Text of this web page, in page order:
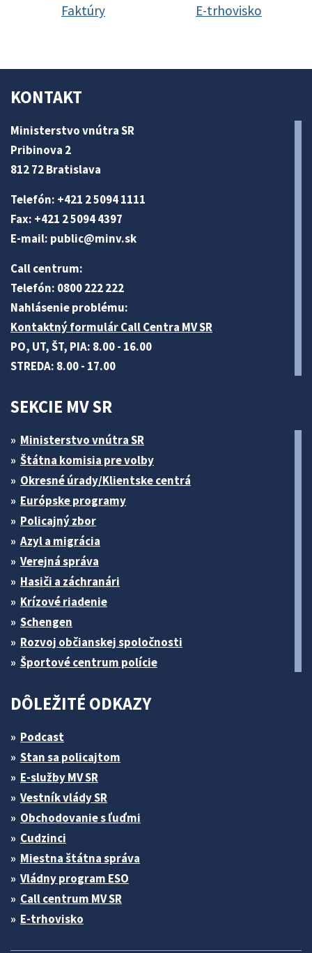
Faktúry E-trhovisko
KONTAKT
Ministerstvo vnútra SR
Pribinova 2
812 72 Bratislava
Telefón: +421 2 5094 1111
Fax: +421 2 5094 4397
E-mail: public@minv.sk
Call centrum:
Telefón: 0800 222 222
Nahlásenie problému:
Kontaktný formulár Call Centra MV SR
PO, UT, ŠT, PIA: 8.00 - 16.00
STREDA: 8.00 - 17.00
SEKCIE MV SR
Ministerstvo vnútra SR
Štátna komisia pre volby
Okresné úrady/Klientske centrá
Európske programy
Policajný zbor
Azyl a migrácia
Verejná správa
Hasiči a záchranári
Krízové riadenie
Schengen
Rozvoj občianskej spoločnosti
Športové centrum polície
DÔLEŽITÉ ODKAZY
Podcast
Stan sa policajtom
E-služby MV SR
Vestník vlády SR
Obchodovanie s ľuďmi
Cudzinci
Miestna štátna správa
Vládny program ESO
Call centrum MV SR
E-trhovisko